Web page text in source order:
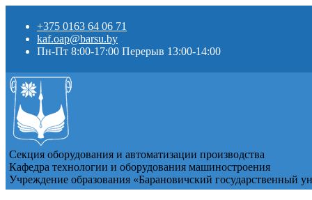
+375 0163 64 06 71
kaf.oap@barsu.by
Пн-Пт 8:00-17:00 Перерыв 13:00-14:00
Секция оборудования и автоматизации производства
Кафедра технологии и оборудования машиностроения
Учреждение образования «Барановичский государственный